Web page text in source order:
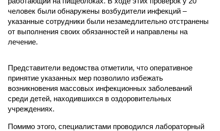
человек были обнаружены возбудители инфекций –
указанные сотрудники были незамедлительно отстранены
от выполнения своих обязанностей и направлены на
лечение.
Представители ведомства отметили, что оперативное
принятие указанных мер позволило избежать
возникновения массовых инфекционных заболеваний
среди детей, находившихся в оздоровительных
учреждениях.
Помимо этого, специалистами проводился лабораторный